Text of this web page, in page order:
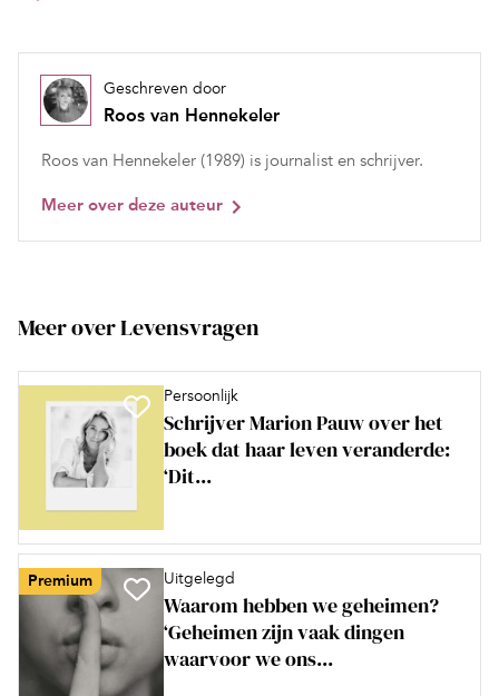
Geschreven door
Roos van Hennekeler
Roos van Hennekeler (1989) is journalist en schrijver.
Meer over deze auteur
Meer over Levensvragen
Persoonlijk
Schrijver Marion Pauw over het
boek dat haar leven veranderde:
‘Dit...
Premium Uitgelegd
Waarom hebben we geheimen?
‘Geheimen zijn vaak dingen
waarvoor we ons...